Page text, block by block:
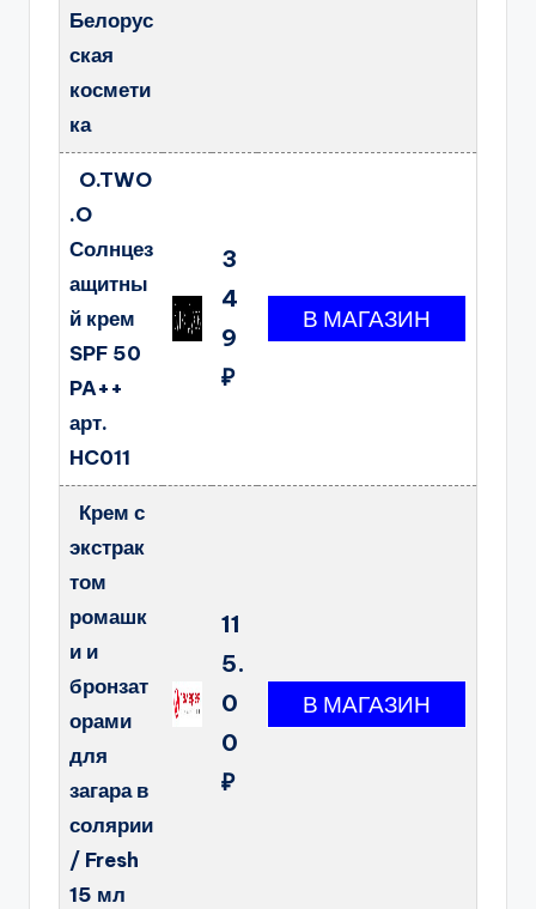
Белорус
ская
космети
ка
O.TWO
.O
Солнцез
ащитны
й крем
SPF 50
PA++
арт.
HC011
3
4
9
₽
Крем с
экстрак
том
ромашк
и и
бронзат
орами
для
загара в
солярии
/ Fresh
15 мл
11
5.
0
0
₽